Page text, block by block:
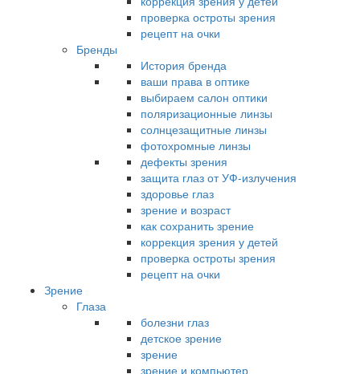
проверка остроты зрения
рецепт на очки
Бренды
История бренда
ваши права в оптике
выбираем салон оптики
поляризационные линзы
солнцезащитные линзы
фотохромные линзы
дефекты зрения
защита глаз от УФ-излучения
здоровье глаз
зрение и возраст
как сохранить зрение
коррекция зрения у детей
проверка остроты зрения
рецепт на очки
Зрение
Глаза
болезни глаз
детское зрение
зрение
зрение и компьютер